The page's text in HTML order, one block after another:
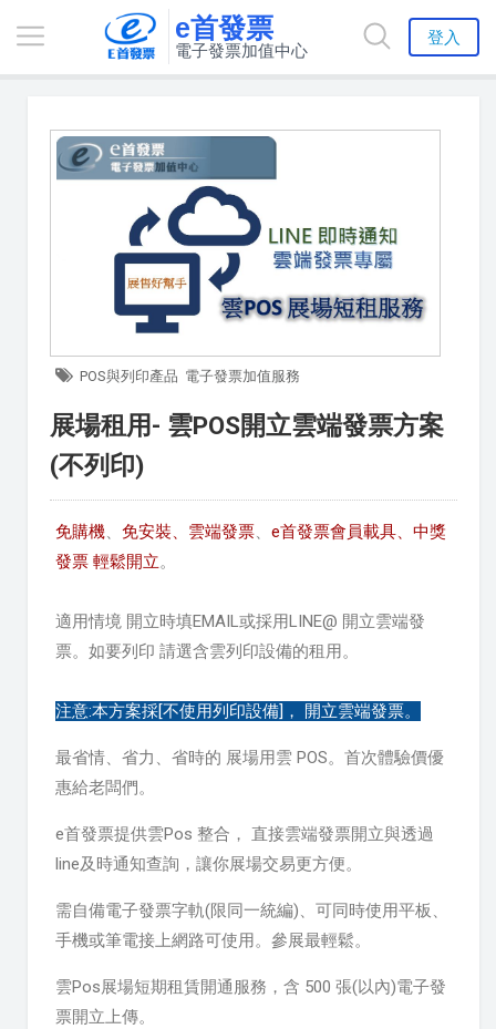
e首發票
電子發票加值中心
登入
POS與列印產品 電子發票加值服務
展場租用- 雲POS開立雲端發票方案
(不列印)
免購機、 免安裝、 雲端發票、 e首發票會員載具、中獎
發票 輕鬆開立。
適用情境 開立時填EMAIL或採用LINE@ 開立雲端發
票。如要列印 請選含雲列印設備的租用。
注意:本方案採[不使用列印設備]， 開立雲端發票。
最省情、省力、省時的 展場用雲 POS。首次體驗價優
惠給老闆們。
e首發票提供雲Pos 整合， 直接雲端發票開立與透過
line及時通知查詢，讓你展場交易更方便。
需自備電子發票字軌(限同一統編)、可同時使用平板、
手機或筆電接上網路可使用。參展最輕鬆。
雲Pos展場短期租賃開通服務，含 500 張(以內)電子發
票開立上傳。